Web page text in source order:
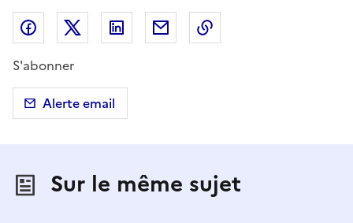
Partager sur Facebook
Partager sur X (anciennement Twitter)
Partager sur LinkedIn
Partager par email
S'abonner
Alerte email
Sur le même sujet